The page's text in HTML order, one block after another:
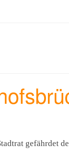
gefährdet